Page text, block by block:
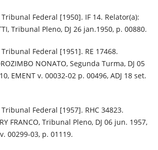
Tribunal Federal [1950]. IF 14. Relator(a):
Tribunal Pleno, DJ 26 jan.1950, p. 00880.
Tribunal Federal [1951]. RE 17468.
NONATO, Segunda Turma, DJ 05
EMENT v. 00032-02 p. 00496, ADJ 18 set.
Tribunal Federal [1957]. RHC 34823.
FRANCO, Tribunal Pleno, DJ 06 jun. 1957,
00299-03, p. 01119.